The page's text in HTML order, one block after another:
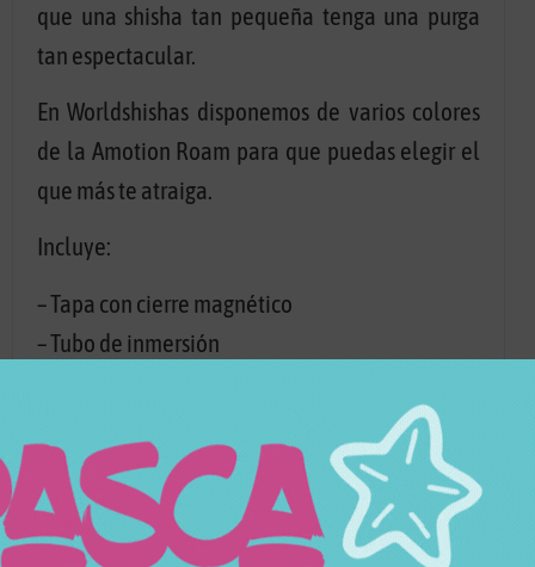
que una shisha tan pequeña tenga una purga
tan espectacular.
En Worldshishas disponemos de varios colores
de la Amotion Roam para que puedas elegir el
que más te atraiga.
Incluye:
– Tapa con cierre magnético
– Tubo de inmersión
– Goma de cazoleta a juego